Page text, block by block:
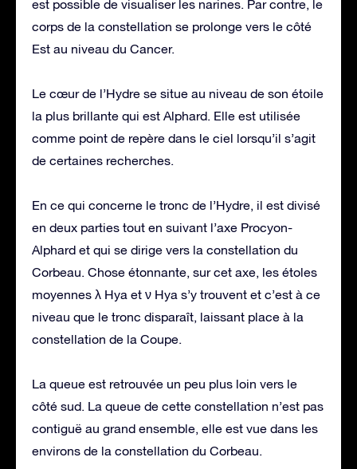
est possible de visualiser les narines. Par contre, le
corps de la constellation se prolonge vers le côté
Est au niveau du Cancer.
Le cœur de l’Hydre se situe au niveau de son étoile
la plus brillante qui est Alphard. Elle est utilisée
comme point de repère dans le ciel lorsqu’il s’agit
de certaines recherches.
En ce qui concerne le tronc de l’Hydre, il est divisé
en deux parties tout en suivant l’axe Procyon-
Alphard et qui se dirige vers la constellation du
Corbeau. Chose étonnante, sur cet axe, les étoles
moyennes λ Hya et ν Hya s’y trouvent et c’est à ce
niveau que le tronc disparaît, laissant place à la
constellation de la Coupe.
La queue est retrouvée un peu plus loin vers le
côté sud. La queue de cette constellation n’est pas
contiguë au grand ensemble, elle est vue dans les
environs de la constellation du Corbeau.